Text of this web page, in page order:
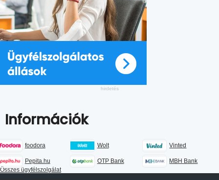
Információk
foodora Wolt Vinted
Pepita.hu OTP Bank
MBH Bank
Összes ügyfélszolgálat